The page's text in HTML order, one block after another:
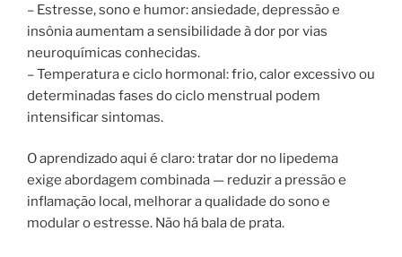
– Estresse, sono e humor: ansiedade, depressão e
insônia aumentam a sensibilidade à dor por vias
neuroquímicas conhecidas.
– Temperatura e ciclo hormonal: frio, calor excessivo ou
determinadas fases do ciclo menstrual podem
intensificar sintomas.
O aprendizado aqui é claro: tratar dor no lipedema
exige abordagem combinada — reduzir a pressão e
inflamação local, melhorar a qualidade do sono e
modular o estresse. Não há bala de prata.